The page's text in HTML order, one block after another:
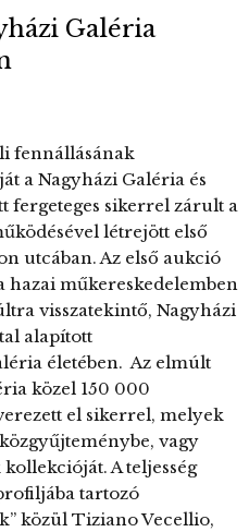
Galéria
fennállásának
a Nagyházi Galéria és
fergeteges sikerrel zárult a
létrejött első
utcában. Az első aukció
hazai műkereskedelemben
visszatekintő, Nagyházi
alapított
életében. Az elmúlt
közel 150 000
el sikerrel, melyek
vagy
A teljesség
tartozó
közül Tiziano Vecellio,